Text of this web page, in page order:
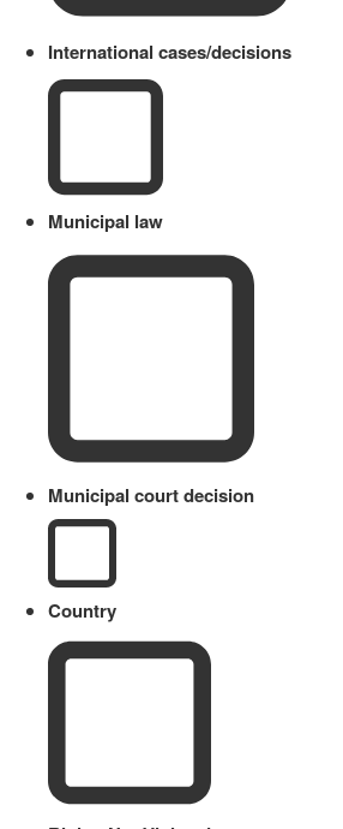
International cases/decisions
Municipal law
Municipal court decision
Country